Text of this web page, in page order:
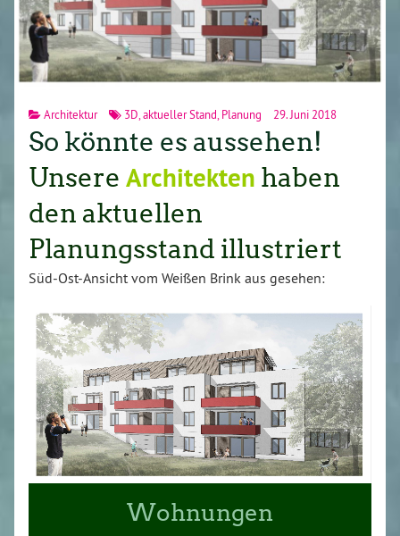
Architektur 3D aktueller Stand Planung 29. Juni 2018
So könnte es aussehen!
Unsere Architekten haben
den aktuellen
Planungsstand illustriert
Süd-Ost-Ansicht vom Weißen Brink aus gesehen:
Wohnungen